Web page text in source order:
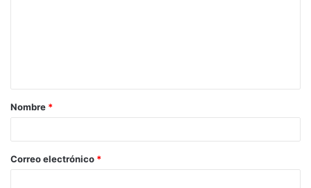
Nombre *
Correo electrónico *